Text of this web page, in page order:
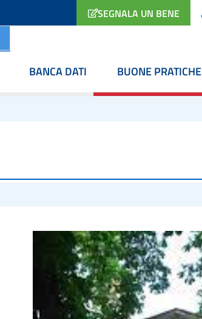
SEGNALA UN BENE
BANCA DATI BUONE PRATICHE